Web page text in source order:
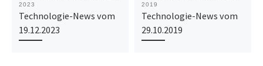
2023
Technologie-News vom
19.12.2023
2019
Technologie-News vom
29.10.2019